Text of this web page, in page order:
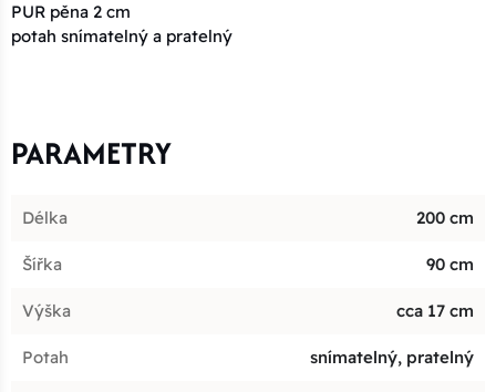
PUR pěna 2 cm
potah snímatelný a pratelný
PARAMETRY
Délka 200 cm
Šířka 90 cm
Výška cca 17 cm
Potah snímatelný, pratelný